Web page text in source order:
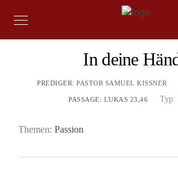
In deine
PREDIGER: PASTOR SAMUEL KISSNER
PASSAGE: LUKAS 23,46 Typ:
Themen: Passion